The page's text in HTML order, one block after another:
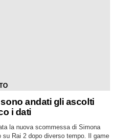
andati gli ascolti
i dati
la nuova scommessa di Simona
Rai 2 dopo diverso tempo. Il game